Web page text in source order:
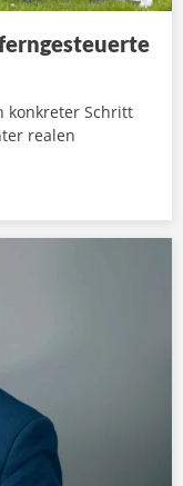
konkreter Schritt
realen